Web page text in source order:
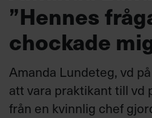
Annonsera
Chefakademin+
Populära
”Hennes
chockade
Amanda Lundeteg, vd
att vara praktikant till vd
från en kvinnlig chef